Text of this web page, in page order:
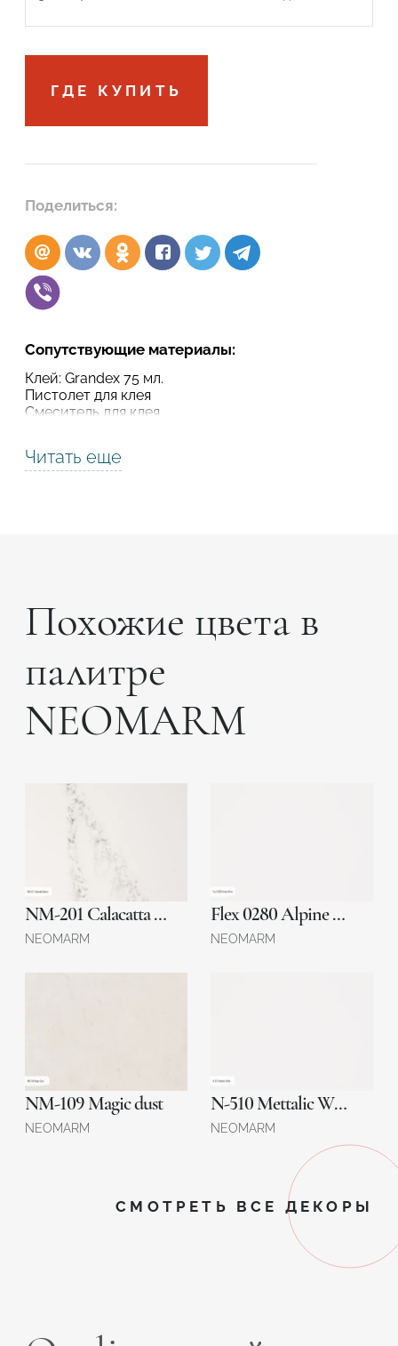
ГДЕ КУПИТЬ
Поделиться:
Сопутствующие материалы:
Клей: Grandex 75 мл.
Пистолет для клея
Смеситель для клея
Читать еще
Похожие цвета в
палитре
NEOMARM
NM-201 Calacatta Bianco
NEOMARM
Flex 0280 Alpine White
NEOMARM
NM-109 Magic dust
NEOMARM
N-510 Mettalic White
NEOMARM
СМОТРЕТЬ ВСЕ ДЕКОРЫ
Подтвердите, что вы не робот
ОТПРАВИТЬ ПРОЕКТ
Подтвердите, что вы не робот
ОТПРАВИТЬ